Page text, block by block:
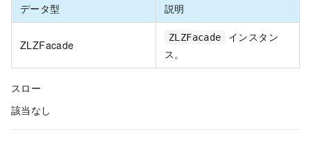
データ型 説明
ZLZFacade
ZLZFacade
インスタン
ス。
スロー
該当なし